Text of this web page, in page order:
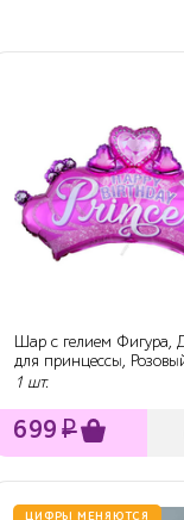
Шар с гелием Фигура,
для принцессы,
1 шт.
699 ₽
ЦИФРЫ МЕНЯЮТСЯ